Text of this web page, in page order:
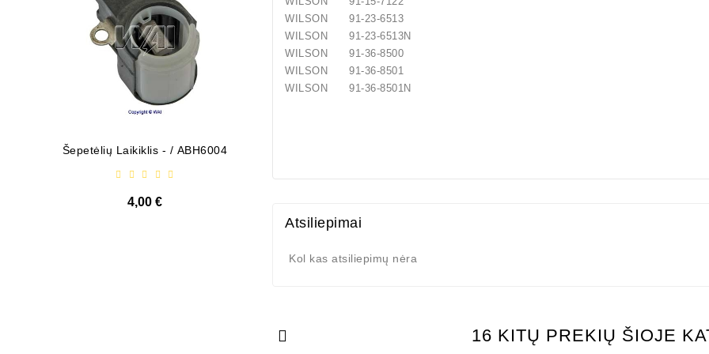
Šepetėlių Laikiklis - / ABH6004
4,00 €
WILSON 91-23-6513
WILSON 91-23-6513N
WILSON 91-36-8500
WILSON 91-36-8501
WILSON 91-36-8501N
Atsiliepimai
Kol kas atsiliepimų nėra
16 KITŲ PREKIŲ ŠIOJE